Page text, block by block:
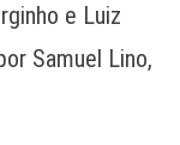
e Luiz
Samuel Lino,